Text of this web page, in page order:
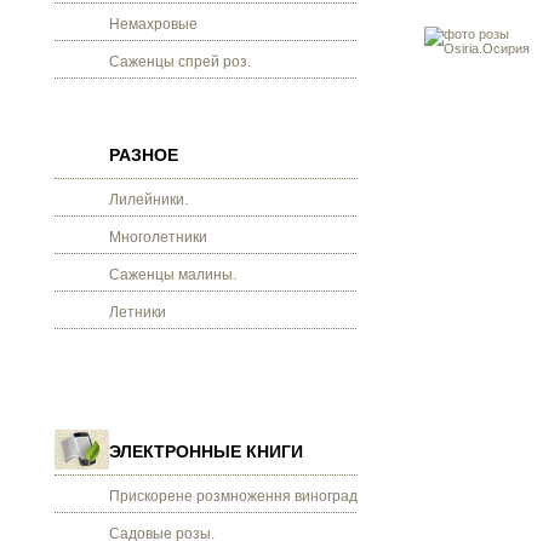
Немахровые
Саженцы спрей роз.
РАЗНОЕ
Лилейники.
Многолетники
Саженцы малины.
Летники
ЭЛЕКТРОННЫЕ КНИГИ
Прискорене розмноження винограду.
Садовые розы.